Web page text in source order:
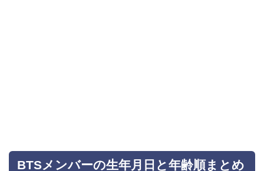
BTSメンバーの生年月日と年齢順まとめ